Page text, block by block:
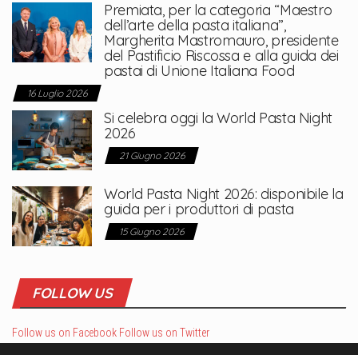
Premiata, per la categoria “Maestro
dell’arte della pasta italiana”,
Margherita Mastromauro, presidente
del Pastificio Riscossa e alla guida dei
pastai di Unione Italiana Food
16 Luglio 2026
Si celebra oggi la World Pasta Night
2026
21 Giugno 2026
World Pasta Night 2026: disponibile la
guida per i produttori di pasta
15 Giugno 2026
FOLLOW US
Follow us on Facebook Follow us on Twitter